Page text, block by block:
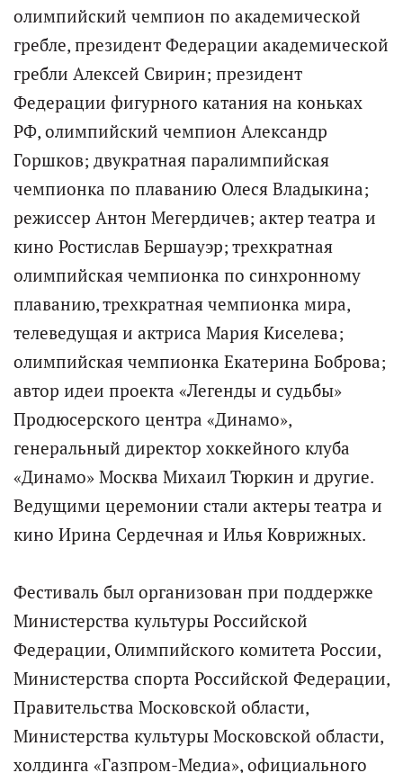
олимпийский чемпион по академической
гребле, президент Федерации академической
гребли Алексей Свирин; президент
Федерации фигурного катания на коньках
РФ, олимпийский чемпион Александр
Горшков; двукратная паралимпийская
чемпионка по плаванию Олеся Владыкина;
режиссер Антон Мегердичев; актер театра и
кино Ростислав Бершауэр; трехкратная
олимпийская чемпионка по синхронному
плаванию, трехкратная чемпионка мира,
телеведущая и актриса Мария Киселева;
олимпийская чемпионка Екатерина Боброва;
автор идеи проекта «Легенды и судьбы»
Продюсерского центра «Динамо»,
генеральный директор хоккейного клуба
«Динамо» Москва Михаил Тюркин и другие.
Ведущими церемонии стали актеры театра и
кино Ирина Сердечная и Илья Коврижных.
Фестиваль был организован при поддержке
Министерства культуры Российской
Федерации, Олимпийского комитета России,
Министерства спорта Российской Федерации,
Правительства Московской области,
Министерства культуры Московской области,
холдинга «Газпром-Медиа», официального